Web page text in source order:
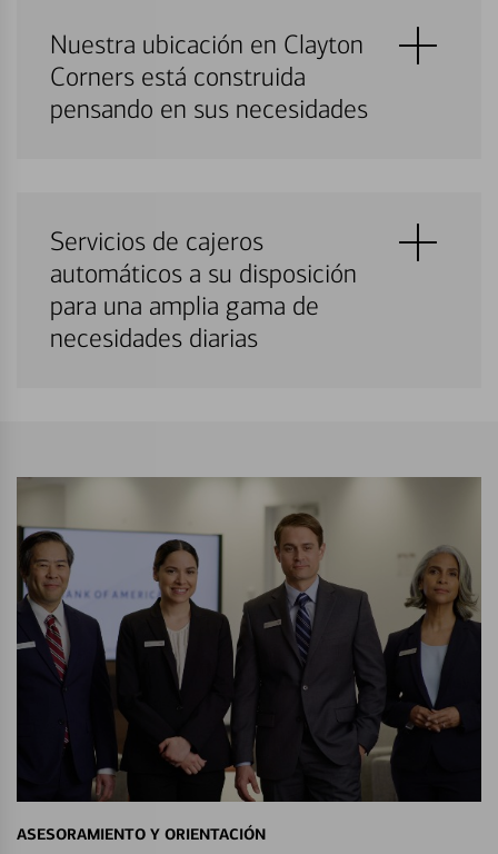
Nuestra ubicación en Clayton
Corners está construida
pensando en sus necesidades
Servicios de cajeros
automáticos a su disposición
para una amplia gama de
necesidades diarias
ASESORAMIENTO Y ORIENTACIÓN